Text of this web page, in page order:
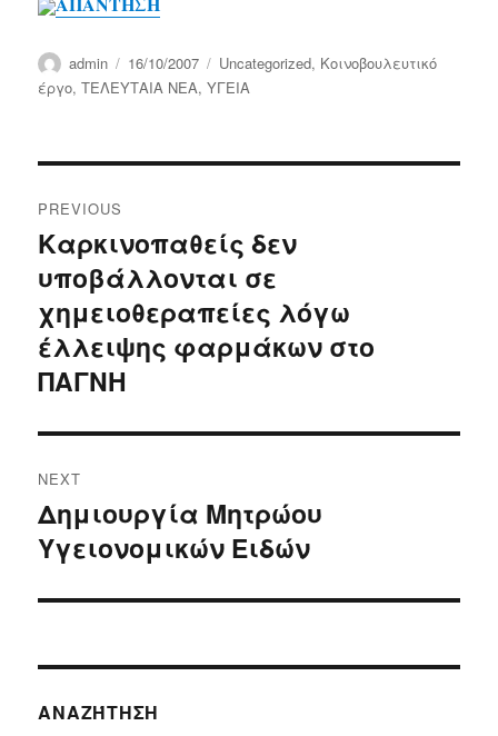
Author
admin
Posted
on
16/10/2007 Categories
Uncategorized, Κοινοβουλευτικό
έργο,ΤΕΛΕΥΤΑΙΑ ΝΕΑ,ΥΓΕΙΑ
navigation
PREVIOUS
Previous
post:
Καρκινοπαθείς δεν
υποβάλλονται σε
χημειοθεραπείες λόγω
έλλειψης φαρμάκων στο
ΠΑΓΝΗ
NEXT
Next
post:
Δημιουργία Μητρώου
Υγειονομικών Ειδών
ΑΝΑΖΉΤΗΣΗ